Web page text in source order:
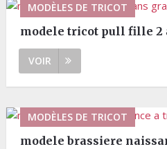
MODÈLES DE TRICOT
modele tricot pull fille 2
VOIR
MODÈLES DE TRICOT
modele brassiere